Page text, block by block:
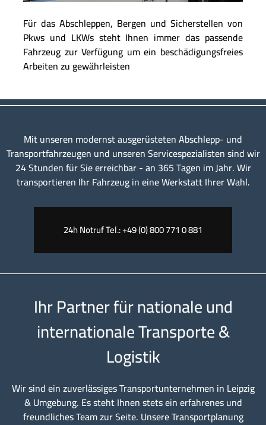
Für das Abschleppen, Bergen und Sicherstellen von
Pkws und LKWs steht Ihnen immer das passende
Fahrzeug zur Verfügung um ein beschädigungsfreies
Arbeiten zu gewährleisten
Mit unseren modernst ausgerüsteten Abschlepp- und
Transportfahrzeugen und unseren Servicespezialisten sind wir
24 Stunden für Sie erreichbar - an 365 Tagen im Jahr. Wir
transportieren Ihr Fahrzeug in eine Werkstatt Ihrer Wahl.
24h Notruf Tel.: +49 (0) 800 771 0 881
Ihr Partner für nationale und
internationale Transporte &
Logistik
Wir sind ein zuverlässiges Transportunternehmen in Leipzig
& Umgebung. Es steht Ihnen stets ein erfahrenes und
freundliches Team zur Seite. Unsere Transportplanung